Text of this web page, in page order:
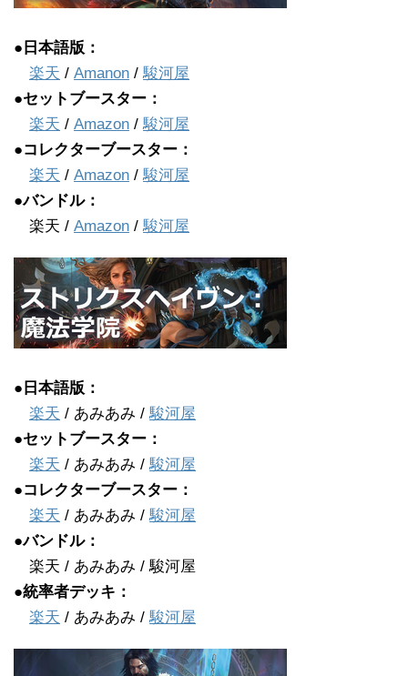
●日本語版：
楽天 / Amanon /駿河屋
●セットブースター：
楽天 / Amazon /駿河屋
●コレクターブースター：
楽天 / Amazon /駿河屋
●バンドル：
楽天 / Amazon /駿河屋
●日本語版：
楽天 / あみあみ /駿河屋
●セットブースター：
楽天 / あみあみ /駿河屋
●コレクターブースター：
楽天 / あみあみ /駿河屋
●バンドル：
楽天 / あみあみ / 駿河屋
●統率者デッキ：
楽天 / あみあみ /駿河屋